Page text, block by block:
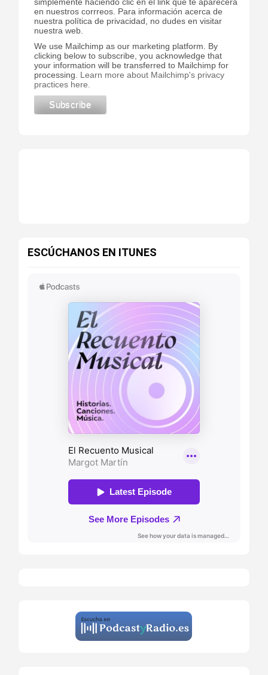
en nuestros corrreos. Para información acerca de
nuestra política de privacidad, no dudes en visitar
nuestra web.
We use Mailchimp as our marketing platform. By
clicking below to subscribe, you acknowledge that
your information will be transferred to Mailchimp for
processing. Learn more about Mailchimp's privacy
practices here.
ESCÚCHANOS EN ITUNES